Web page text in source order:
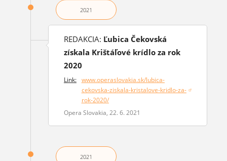
2021
REDAKCIA: Ľubica Čekovská
získala Krištáľové krídlo za rok
2020
Link: www.operaslovakia.sk/lubica-
cekovska-ziskala-kristalove-kridlo-za-
rok-2020/
(otvorí sa v novom okne)
Opera Slovakia, 22. 6. 2021
2021